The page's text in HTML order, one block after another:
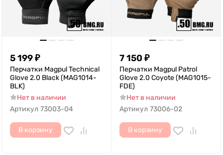
5 199₽
Перчатки Magpul Technical
Glove 2.0 Black (MAG1014-
BLK)
Нет в наличии
Артикул 73003-04
В корзину
7 150 ₽
Перчатки Magpul Patrol
Glove 2.0 Coyote (MAG1015-
FDE)
Нет в наличии
Артикул 73006-02
В корзину